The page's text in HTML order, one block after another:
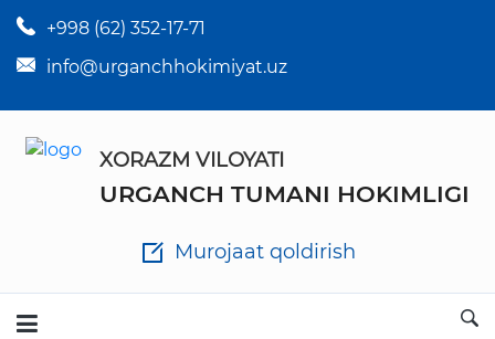
+998 (62) 352-17-71
info@urganchhokimiyat.uz
XORAZM VILOYATI
URGANCH TUMANI HOKIMLIGI
Murojaat qoldirish
Tuman hokim qarorlari
Tuman hokimi farmoyishlari
Tuman hokimligi ish yuritish yo'riqnomasi